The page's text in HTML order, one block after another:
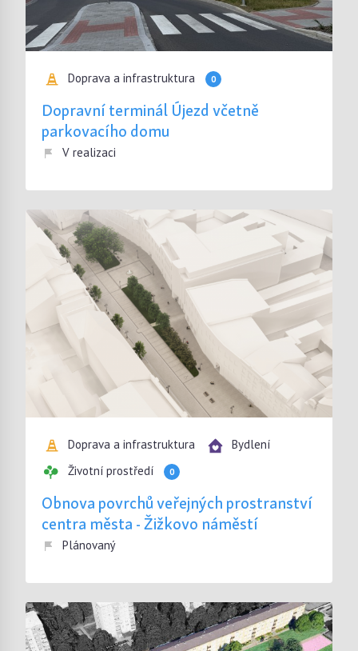
Doprava a infrastruktura 0
Dopravní terminál Újezd včetně
parkovacího domu
V realizaci
Doprava a infrastruktura
Bydlení
Životní prostředí
0
Obnova povrchů veřejných prostranství
centra města - Žižkovo náměstí
Plánovaný